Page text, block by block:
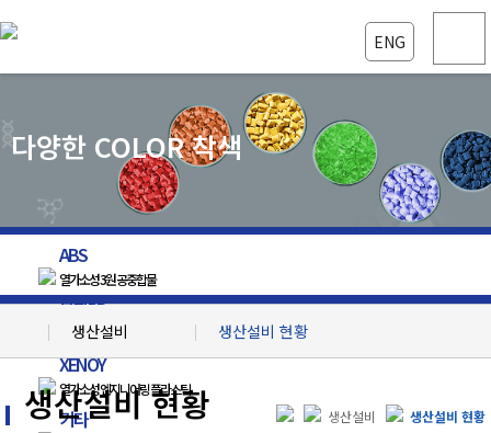
ENG
다양한 COLOR 착색
ABS
열가소성 3원 공중합물
복합PP
올렌핀계 수지
XENOY
열가소성 엔지니어링 플라스틱
기타
생산설비 생산설비 현황
회사소개
생산설비
생산설비 현황
생산설비 현황 생산설비 생산설비 현황